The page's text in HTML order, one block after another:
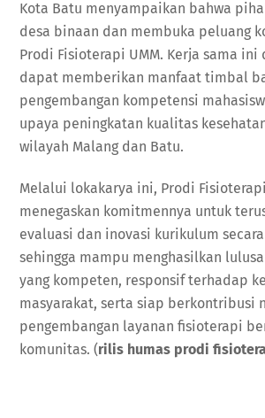
Kota Batu menyampaikan bahwa
desa binaan dan membuka peluang
Prodi Fisioterapi UMM. Kerja sama ini
dapat memberikan manfaat timbal
pengembangan kompetensi
upaya peningkatan kualitas
wilayah Malang dan Batu.
Melalui lokakarya ini, Prodi
menegaskan komitmennya untuk
evaluasi dan inovasi kurikulum
sehingga mampu menghasilkan
yang kompeten, responsif terhadap
masyarakat, serta siap berkontribusi
pengembangan layanan fisioterapi
komunitas. (rilis humas prodi